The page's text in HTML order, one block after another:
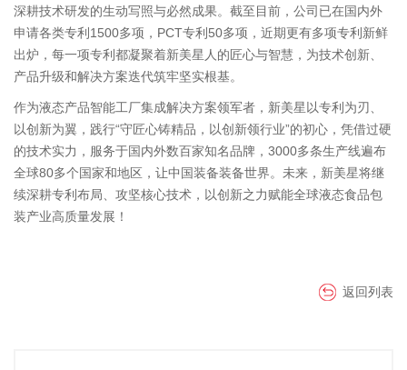
深耕技术研发的生动写照与必然成果。截至目前，公司已在国内外
申请各类专利1500多项，PCT专利50多项，近期更有多项专利新鲜
出炉，每一项专利都凝聚着新美星人的匠心与智慧，为技术创新、
产品升级和解决方案迭代筑牢坚实根基。
作为液态产品智能工厂集成解决方案领军者，新美星以专利为刃、
以创新为翼，践行“守匠心铸精品，以创新领行业”的初心，凭借过硬
的技术实力，服务于国内外数百家知名品牌，3000多条生产线遍布
全球80多个国家和地区，让中国装备装备世界。未来，新美星将继
续深耕专利布局、攻坚核心技术，以创新之力赋能全球液态食品包
装产业高质量发展！
返回列表